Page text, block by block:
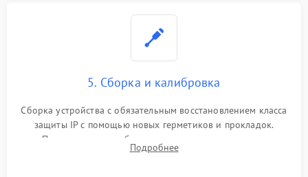
5. Сборка и калибровка
Сборка устройства с обязательным восстановлением класса
защиты IP с помощью новых герметиков и прокладок.
Программная калибровка матрицы по эталонному
абсолютно черному телу для точного измерения температур.
Подробнее